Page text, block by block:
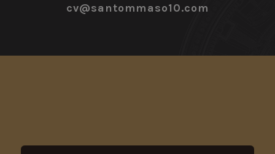
cv@santommaso10.com